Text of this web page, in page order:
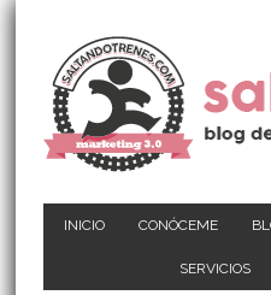
INICIO CONÓCEME
SERVICIOS